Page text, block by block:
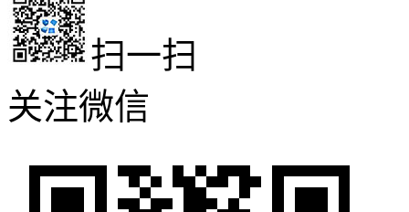
扫一扫
关注微信